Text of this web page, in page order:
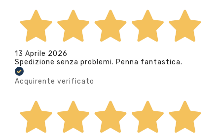
13 Aprile 2026
Spedizione senza problemi. Penna fantastica.
Acquirente verificato